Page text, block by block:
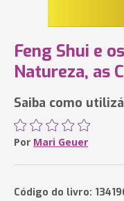
Feng Shui e
Natureza, as
Saiba como
Por Mari Geuer
Código do livro: